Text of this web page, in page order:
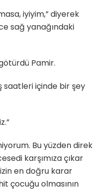
iyiyim,” diyerek
sağ yanağındaki
Pamir.
saatleri içinde bir şey
Bu yüzden direk
karşımıza çıkar
en doğru karar
çocuğu olmasının